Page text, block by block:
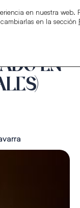
EN
en nuestra web.
en la sección